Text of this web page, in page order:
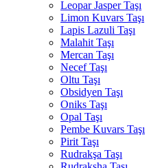
Leopar Jasper Taşı
Limon Kuvars Taşı
Lapis Lazuli Taşı
Malahit Taşı
Mercan Taşı
Necef Taşı
Oltu Taşı
Obsidyen Taşı
Oniks Taşı
Opal Taşı
Pembe Kuvars Taşı
Pirit Taşı
Rudrakşa Taşı